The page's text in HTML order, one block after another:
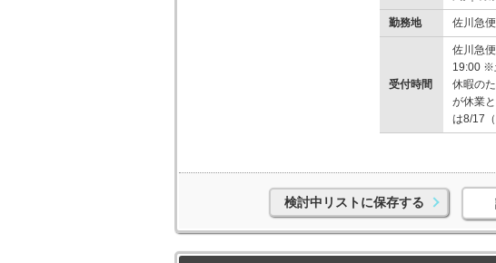
勤務地 佐川急
受付時間
佐川急
19:00 ※
休暇の
が休業
は8/17
検討中リストに保存する